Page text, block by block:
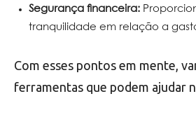
Segurança financeira:
tranquilidade em relação a
Com esses pontos em mente,
ferramentas que podem ajudar